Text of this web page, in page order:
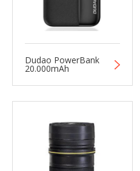
Dudao PowerBank
20.000mAh